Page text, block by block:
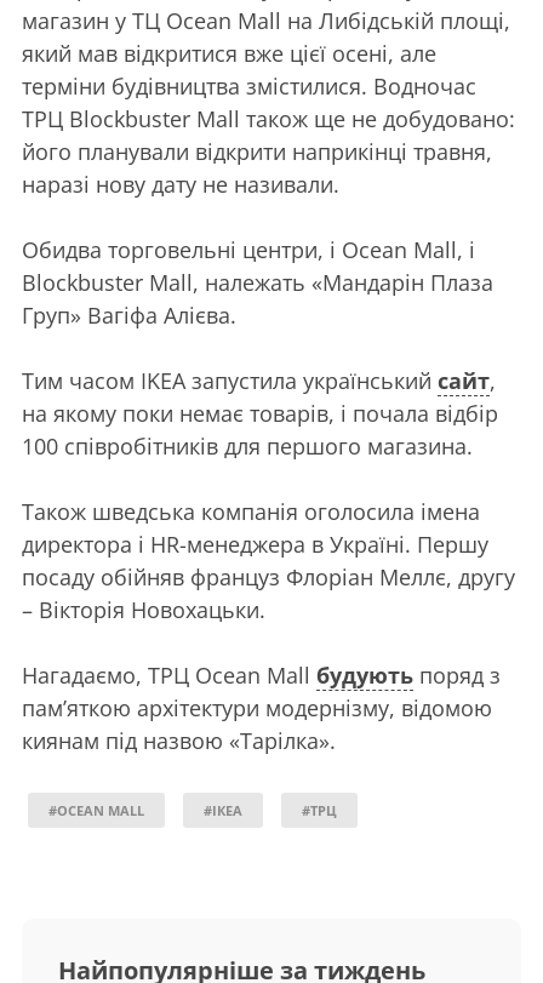
магазин у ТЦ Ocean Mall на Либідській площі,
який мав відкритися вже цієї осені, але
терміни будівництва змістилися. Водночас
ТРЦ Blockbuster Mall також ще не добудовано:
його планували відкрити наприкінці травня,
наразі нову дату не називали.
Обидва торговельні центри, і Ocean Mall, і
Blockbuster Mall, належать «Мандарін Плаза
Груп» Вагіфа Алієва.
Тим часом IKEA запустила український сайт,
на якому поки немає товарів, і почала відбір
100 співробітників для першого магазина.
Також шведська компанія оголосила імена
директора і HR-менеджера в Україні. Першу
посаду обійняв француз Флоріан Меллє, другу
– Вікторія Новохацьки.
Нагадаємо, ТРЦ Ocean Mall будують поряд з
пам’яткою архітектури модернізму, відомою
киянам під назвою «Тарілка».
#OCEAN MALL #ІКЕА #ТРЦ
Найпопулярніше за тиждень